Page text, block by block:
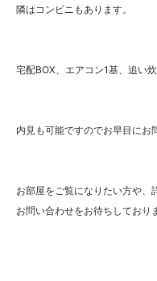
隣はコンビニもあります。
宅配BOX、エアコン1基、追い
内見も可能ですのでお早目にお
お部屋をご覧になりたい方や、
お問い合わせをお待ちしており